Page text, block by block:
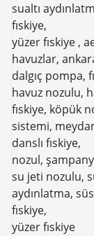
sualtı
fıskiye,
yüzer fıskiye ,
havuzlar,
dalgıç pompa,
havuz nozulu,
fıskiye, köpük
sistemi,
danslı fıskiye,
nozul,
su jeti nozulu,
aydınlatma,
fıskiye,
yüzer fıskiye